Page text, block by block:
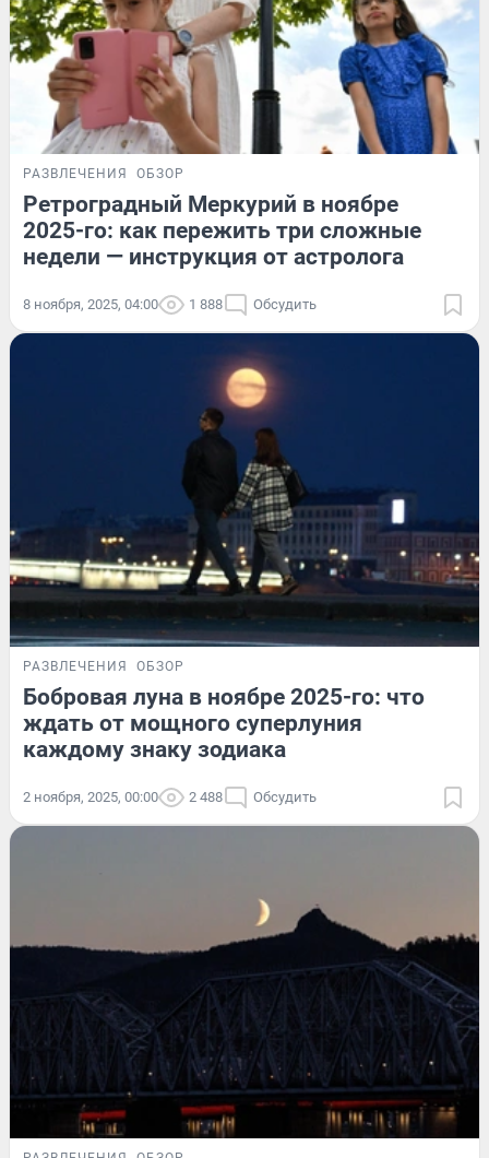
РАЗВЛЕЧЕНИЯ ОБЗОР
Ретроградный Меркурий в ноябре
2025-го: как пережить три сложные
недели — инструкция от астролога
8 ноября, 2025, 04:00 1 888 Обсудить
РАЗВЛЕЧЕНИЯ ОБЗОР
Бобровая луна в ноябре 2025-го: что
ждать от мощного суперлуния
каждому знаку зодиака
2 ноября, 2025, 00:00 2 488 Обсудить